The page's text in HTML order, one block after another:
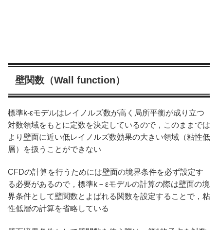
壁関数（Wall function）
標準k-εモデルはレイノルズ数が高く局所平衡が成り立つ
対数領域をもとに定数を決定しているので，このままでは
より壁面に近い低レイノルズ数効果の大きい領域（粘性低
層）を扱うことができない
CFDの計算を行うためには壁面の境界条件を必ず設定す
る必要があるので，標準k－εモデルの計算の際は壁面の境
界条件として壁関数とよばれる関数を設定することで，粘
性低層の計算を省略している